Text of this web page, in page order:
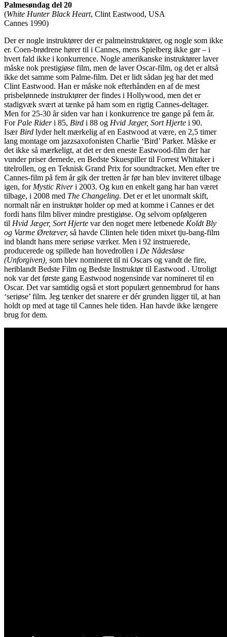
Palmesøndag del 20
(White Hunter Black Heart, Clint Eastwood, USA
Cannes 1990)
Der er nogle instruktører der er palmeinstruktører, og nogle som ikke
er. Coen-brødrene hører til i Cannes, mens Spielberg ikke gør – i
hvert fald ikke i konkurrence. Nogle amerikanske instruktører laver
måske nok prestigiøse film, men de laver Oscar-film, og det er altså
ikke det samme som Palme-film. Det er lidt sådan jeg har det med
Clint Eastwood. Han er måske nok efterhånden en af de mest
prisbelønnede instruktører der findes i Hollywood, men det er
stadigvæk svært at tænke på ham som en rigtig Cannes-deltager.
Men for 25-30 år siden var han i konkurrence tre gange på fem år.
For Pale Rideri 85, Bird i 88 og Hvid Jæger, Sort Hjerte i 90.
Især Bird lyder helt mærkelig af en Eastwood at være, en 2,5 timer
lang montage om jazzsaxofonisten Charlie ‘Bird’ Parker. Måske er
det ikke så mærkeligt, at det er den eneste Eastwood-film der har
vunder priser dernede, en Bedste Skuespiller til Forrest Whitaker i
titelrollen, og en Teknisk Grand Prix for soundtracket. Men efter tre
Cannes-film på fem år gik der tretten år før han blev inviteret tilbage
igen, for Mystic Riveri 2003. Og kun en enkelt gang har han været
tilbage, i 2008 med The Changeling. Det er et let unormalt skift,
normalt når en instruktør holder op med at komme i Cannes er det
fordi hans film bliver mindre prestigiøse. Og selvom opfølgeren
til Hvid Jæger, Sort Hjerte var den noget mere letbenede Koldt Bly
og Varme Øretæver, så havde Clinten hele tiden mixet tju-bang-film
ind blandt hans mere seriøse værker. Men i 92 instruerede,
producerede og spillede han hovedrollen i De Nådesløse
(Unforgiven), som blev nomineret til ni Oscars og vandt de fire,
heriblandt Bedste Film og Bedste Instruktør til Eastwood . Utroligt
nok var det første gang Eastwood nogensinde var nomineret til en
Oscar. Det var samtidig også et stort populært gennembrud for hans
‘seriøse’ film. Jeg tænker det snarere er dér grunden ligger til, at han
holdt op med at tage til Cannes hele tiden. Han havde ikke længere
brug for dem.